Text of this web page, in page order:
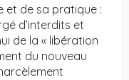
et de sa pratique :
d’interdits et
de la « libération
du nouveau